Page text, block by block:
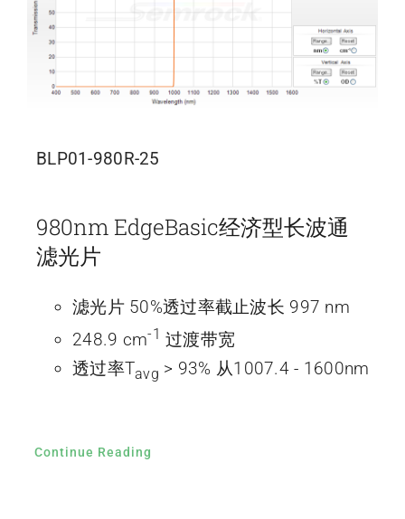
联系我们
BLP01-980R-25
980nm EdgeBasic经济型长波通
滤光片
滤光片 50%透过率截止波长 997 nm
248.9 cm-1 过渡带宽
透过率Tavg > 93% 从1007.4 - 1600nm
Continue Reading